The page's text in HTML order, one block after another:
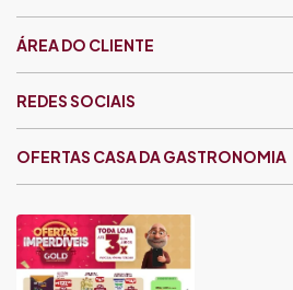
ÁREA DO CLIENTE
OFERTAS CASA DA GASTRONOMIA
REDES SOCIAIS